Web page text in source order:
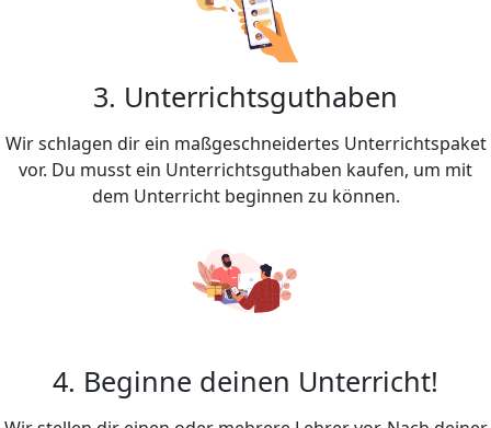
3. Unterrichtsguthaben
Wir schlagen dir ein maßgeschneidertes Unterrichtspaket
vor. Du musst ein Unterrichtsguthaben kaufen, um mit
dem Unterricht beginnen zu können.
4. Beginne deinen Unterricht!